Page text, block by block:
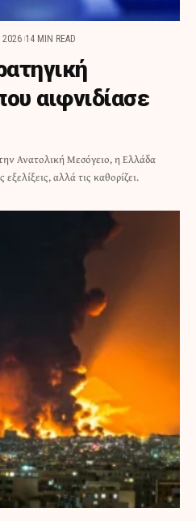
2026 14 MIN READ
αιφνιδίασε
Ανατολική Μεσόγειο, η Ελλάδα
αλλά τις καθορίζει.